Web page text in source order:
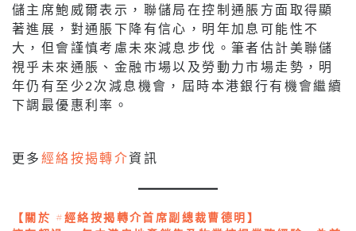
儲主席鮑威爾表示，聯儲局在控制通脹方面取得顯
著進展，對通脹下降有信心，明年加息可能性不
大，但會謹慎考慮未來減息步伐。筆者估計美聯儲
視乎未來通脹、金融市場以及勞動力市場走勢，明
年仍有至少2次減息機會，屆時本港銀行有機會繼續
下調最優惠利率。
更多 經絡按揭轉介資訊
【關於 #經絡按揭轉介首席副總裁曹德明】